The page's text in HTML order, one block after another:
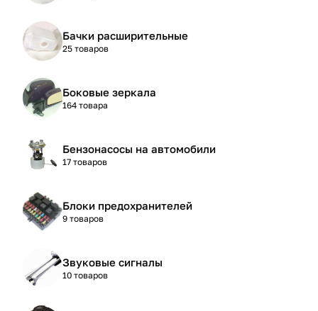
Бачки расширительные
25 товаров
Боковые зеркала
164 товара
Бензонасосы на автомобили
17 товаров
Блоки предохранителей
9 товаров
Звуковые сигналы
10 товаров